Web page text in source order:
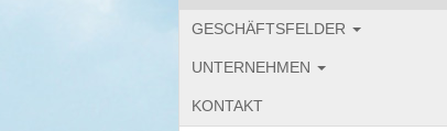
GESCHÄFTSFELDER
UNTERNEHMEN
KONTAKT